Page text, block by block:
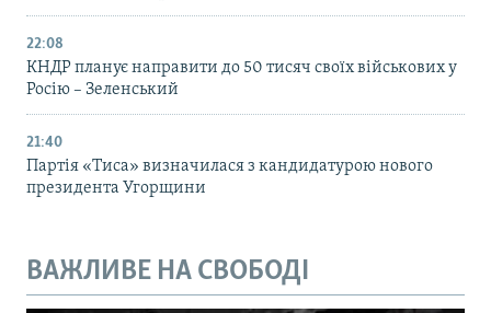
22:08
КНДР планує направити до 50 тисяч своїх військових у
Росію – Зеленський
21:40
Партія «Тиса» визначилася з кандидатурою нового
президента Угорщини
ВАЖЛИВЕ НА СВОБОДІ